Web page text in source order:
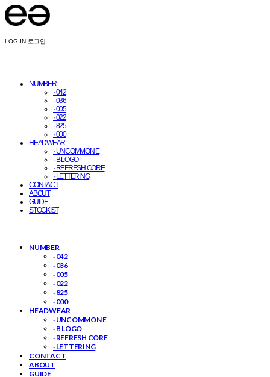
LOG IN 로그인
NUMBER
· 042
· 036
· 005
· 022
· 825
· 000
HEADWEAR
· UNCOMMON E
· B LOGO
· REFRESH CORE
· LETTERING
CONTACT
ABOUT
GUIDE
STOCKIST
NUMBER
· 042
· 036
· 005
· 022
· 825
· 000
HEADWEAR
· UNCOMMON E
· B LOGO
· REFRESH CORE
· LETTERING
CONTACT
ABOUT
GUIDE